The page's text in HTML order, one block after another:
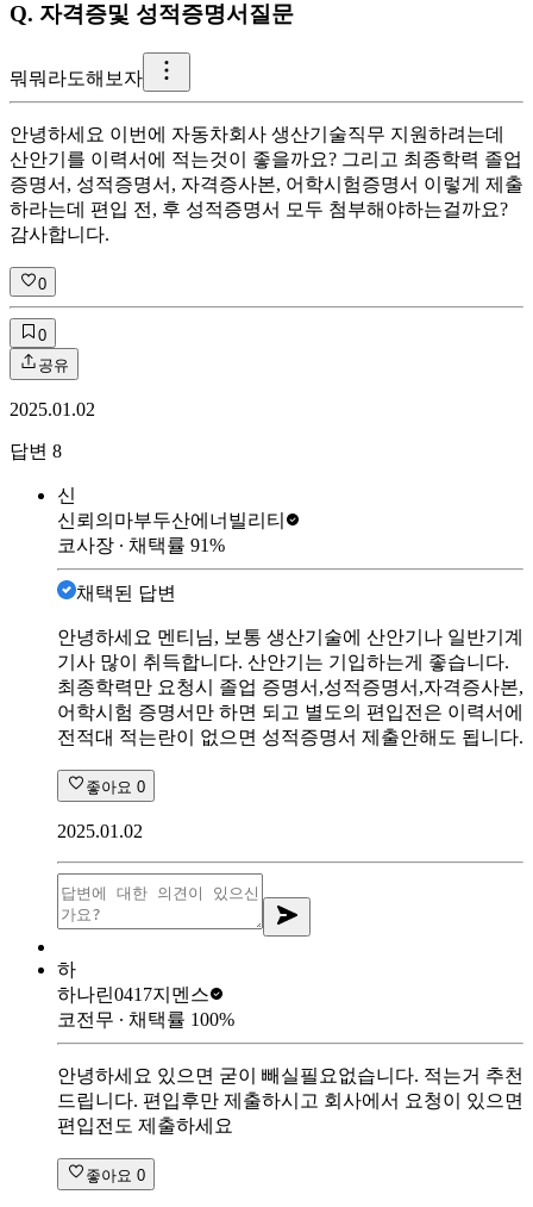
Q. 자격증및 성적증명서질문
뭐뭐라도해보자
안녕하세요 이번에 자동차회사 생산기술직무 지원하려는데
산안기를 이력서에 적는것이 좋을까요? 그리고 최종학력 졸업
증명서, 성적증명서, 자격증사본, 어학시험증명서 이렇게 제출
하라는데 편입 전, 후 성적증명서 모두 첨부해야하는걸까요?
감사합니다.
0
0
공유
2025.01.02
답변 8
신
신뢰의마부두산에너빌리티
코사장 ∙ 채택률 91%
채택된 답변
안녕하세요 멘티님, 보통 생산기술에 산안기나 일반기계
기사 많이 취득합니다. 산안기는 기입하는게 좋습니다.
최종학력만 요청시 졸업 증명서,성적증명서,자격증사본,
어학시험 증명서만 하면 되고 별도의 편입전은 이력서에
전적대 적는란이 없으면 성적증명서 제출안해도 됩니다.
좋아요 0
2025.01.02
하
하나린0417지멘스
코전무 ∙ 채택률 100%
안녕하세요 있으면 굳이 빼실필요없습니다. 적는거 추천
드립니다. 편입후만 제출하시고 회사에서 요청이 있으면
편입전도 제출하세요
좋아요 0